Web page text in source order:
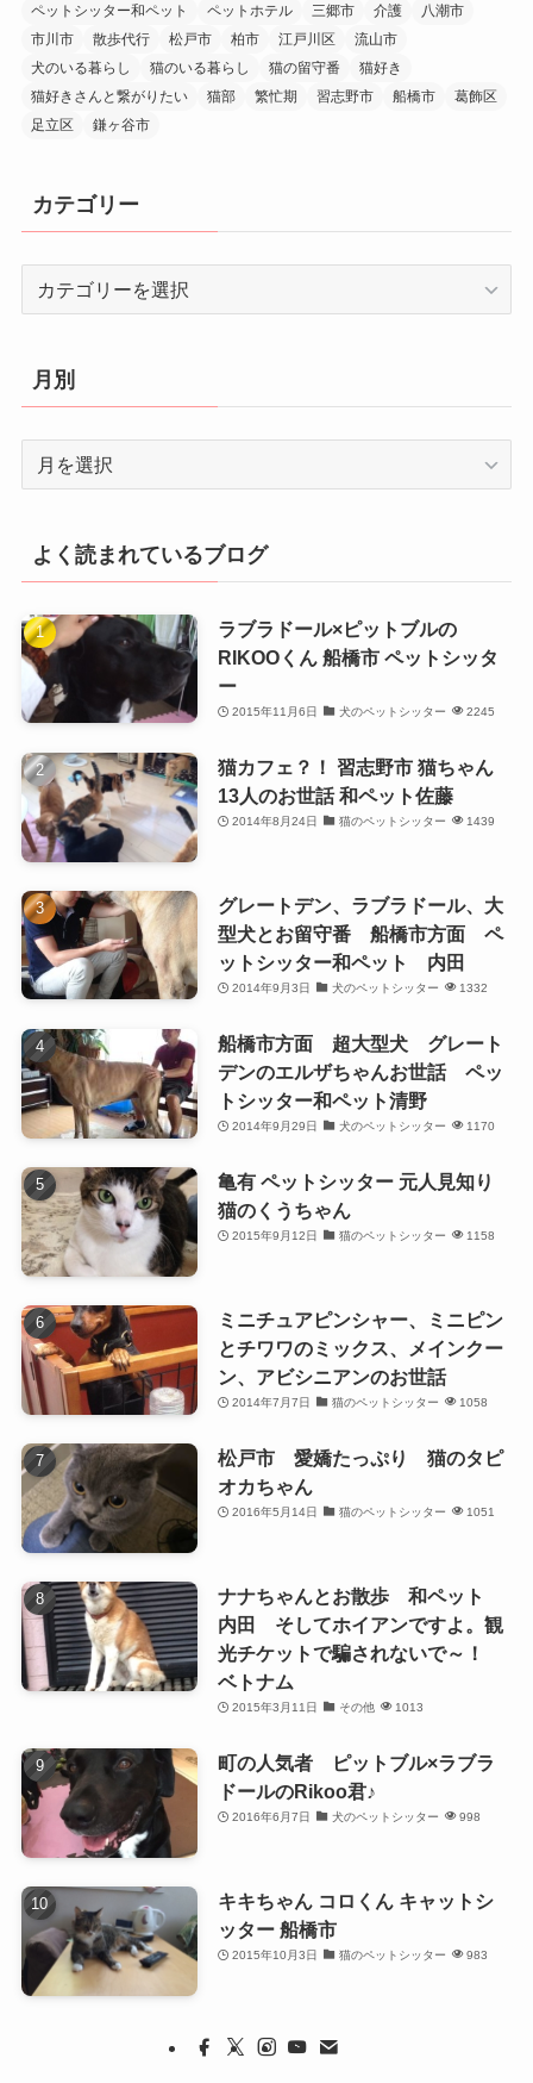
ペットシッター和ペット
ペットホテル 三郷市 介護
八潮市
市川市
散歩代行 松戸市 柏市 江戸川区
流山市
犬のいる暮らし
猫のいる暮らし 猫の留守番
猫好き
猫好きさんと繋がりたい
猫部 繁忙期 習志野市 船橋市
葛飾区
足立区
鎌ヶ谷市
カテゴリー
リ
ー
月別
よく読まれているブログ
ラブラドール×ピットブルの
RIKOOくん 船橋市 ペットシッタ
ー
2015年11月6日 犬のペットシッター 2245
猫カフェ？！ 習志野市 猫ちゃん
13人のお世話 和ペット佐藤
2014年8月24日 猫のペットシッター 1439
グレートデン、ラブラドール、大
型犬とお留守番 船橋市方面 ペ
ットシッター和ペット 内田
2014年9月3日 犬のペットシッター 1332
船橋市方面 超大型犬 グレート
デンのエルザちゃんお世話 ペッ
トシッター和ペット清野
2014年9月29日 犬のペットシッター 1170
亀有 ペットシッター 元人見知り
猫のくうちゃん
2015年9月12日 猫のペットシッター 1158
ミニチュアピンシャー、ミニピン
とチワワのミックス、メインクー
ン、アビシニアンのお世話
2014年7月7日 猫のペットシッター 1058
松戸市 愛嬌たっぷり 猫のタピ
オカちゃん
2016年5月14日 猫のペットシッター 1051
ナナちゃんとお散歩 和ペット
内田 そしてホイアンですよ。観
光チケットで騙されないで～！
ベトナム
2015年3月11日 その他 1013
町の人気者 ピットブル×ラブラ
ドールのRikoo君♪
2016年6月7日 犬のペットシッター 998
キキちゃん コロくん キャットシ
ッター 船橋市
2015年10月3日 猫のペットシッター 983